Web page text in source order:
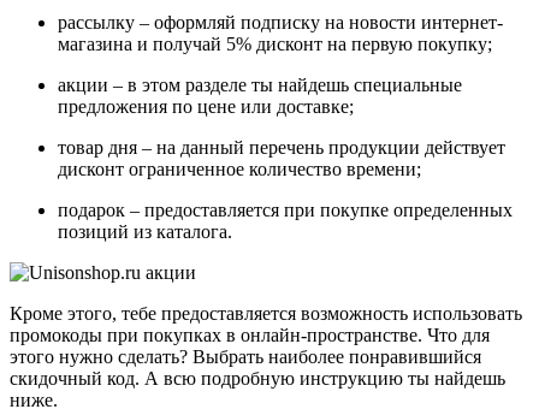
рассылку – оформляй подписку на новости интернет-
магазина и получай 5% дисконт на первую покупку;
акции – в этом разделе ты найдешь специальные
предложения по цене или доставке;
товар дня – на данный перечень продукции действует
дисконт ограниченное количество времени;
подарок – предоставляется при покупке определенных
позиций из каталога.
Кроме этого, тебе предоставляется возможность использовать
промокоды при покупках в онлайн-пространстве. Что для
этого нужно сделать? Выбрать наиболее понравившийся
скидочный код. А всю подробную инструкцию ты найдешь
ниже.